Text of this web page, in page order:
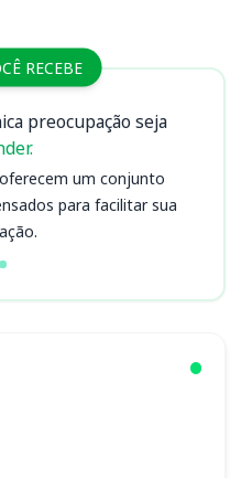
RECEBE
preocupação seja
um conjunto
para facilitar sua